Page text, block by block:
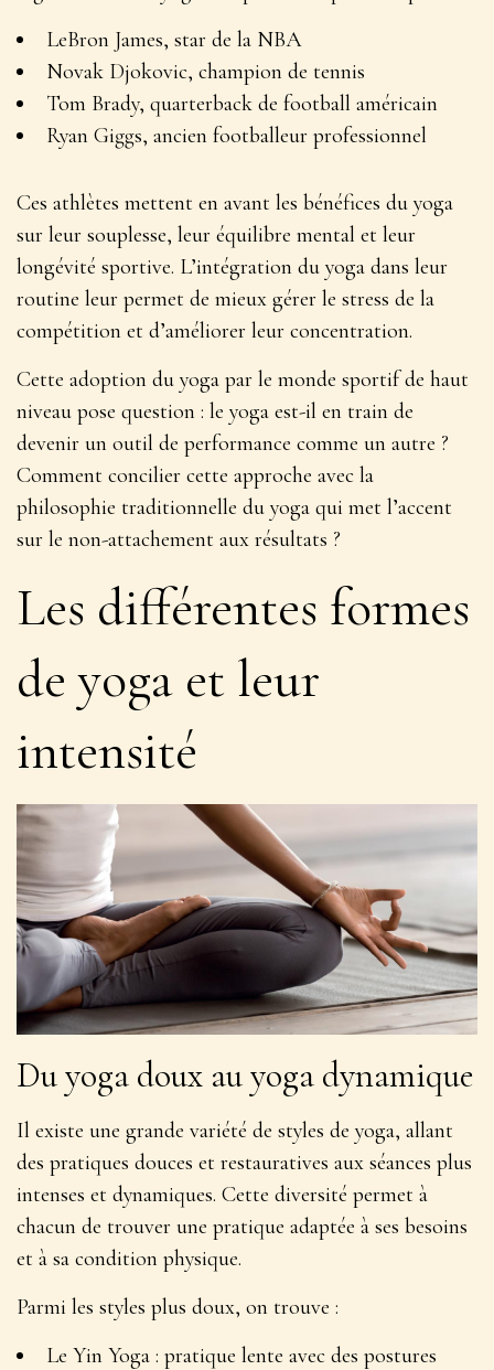
LeBron James, star de la NBA
Novak Djokovic, champion de tennis
Tom Brady, quarterback de football américain
Ryan Giggs, ancien footballeur professionnel
Ces athlètes mettent en avant les bénéfices du yoga
sur leur souplesse, leur équilibre mental et leur
longévité sportive. L’intégration du yoga dans leur
routine leur permet de mieux gérer le stress de la
compétition et d’améliorer leur concentration.
Cette adoption du yoga par le monde sportif de haut
niveau pose question : le yoga est-il en train de
devenir un outil de performance comme un autre ?
Comment concilier cette approche avec la
philosophie traditionnelle du yoga qui met l’accent
sur le non-attachement aux résultats ?
Les différentes formes
de yoga et leur
intensité
Du yoga doux au yoga dynamique
Il existe une grande variété de styles de yoga, allant
des pratiques douces et restauratives aux séances plus
intenses et dynamiques. Cette diversité permet à
chacun de trouver une pratique adaptée à ses besoins
et à sa condition physique.
Parmi les styles plus doux, on trouve :
Le Yin Yoga : pratique lente avec des postures